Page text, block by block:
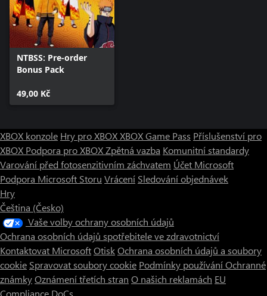
NTBSS: Pre-order
Bonus Pack
49,00 Kč
XBOX konzole Hry pro XBOXXBOX Game Pass Příslušenství pro
XBOX Podpora pro XBOXZpětná vazba Komunitní standardy
Varování před fotosenzitivním záchvatem Účet Microsoft
Podpora Microsoft Storu Vrácení Sledování objednávek
Hry
Čeština (Česko)
Vaše volby ochrany osobních údajů
Ochrana osobních údajů spotřebitele ve zdravotnictví
Kontaktovat MicrosoftOtiskOchrana osobních údajů a soubory
cookie Spravovat soubory cookie Podmínky používáníOchranné
známkyOznámení třetích stran O našich reklamách EU
Compliance DoCs